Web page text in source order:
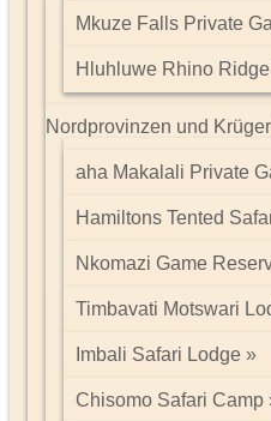
Mkuze Falls Private
Hluhluwe Rhino
Nordprovinzen und
aha Makalali Private
Hamiltons Tented
Nkomazi Game
Timbavati Motswari
Imbali Safari Lodge
Chisomo Safari Camp